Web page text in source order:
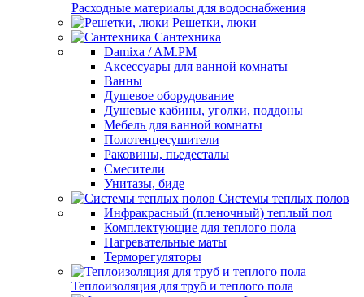
Расходные материалы для водоснабжения
Решетки, люки
Сантехника
Damixa / AM.PM
Аксессуары для ванной комнаты
Ванны
Душевое оборудование
Душевые кабины, уголки, поддоны
Мебель для ванной комнаты
Полотенцесушители
Раковины, пьедесталы
Смесители
Унитазы, биде
Системы теплых полов
Инфракрасный (пленочный) теплый пол
Комплектующие для теплого пола
Нагревательные маты
Терморегуляторы
Теплоизоляция для труб и теплого пола